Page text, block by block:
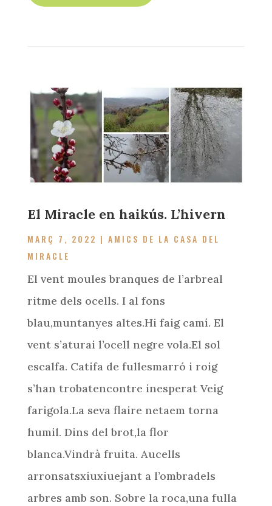
El Miracle en haikús. L’hivern
MARÇ 7, 2022 | AMICS DE LA CASA DEL
MIRACLE
El vent moules branques de l’arbreal
ritme dels ocells. I al fons
blau,muntanyes altes.Hi faig camí. El
vent s’aturai l’ocell negre vola.El sol
escalfa. Catifa de fullesmarró i roig
s’han trobatencontre inesperat Veig
farigola.La seva flaire netaem torna
humil. Dins del brot,la flor
blanca.Vindrà fruita. Aucells
arronsatsxiuxiuejant a l’ombradels
arbres amb son. Sobre la roca,una fulla